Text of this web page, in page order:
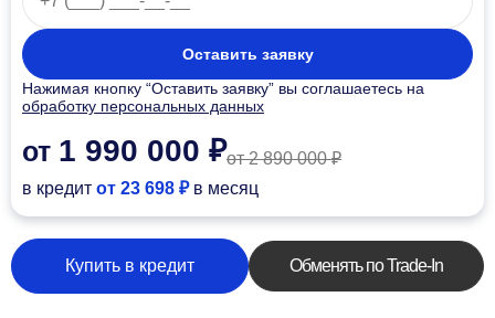
Оставить заявку
Нажимая кнопку “Оставить заявку” вы соглашаетесь на
обработку персональных данных
от 1 990 000 ₽от 2 890 000 ₽
в кредит от 23 698 ₽ в месяц
Купить в кредит Обменять по Trade-In